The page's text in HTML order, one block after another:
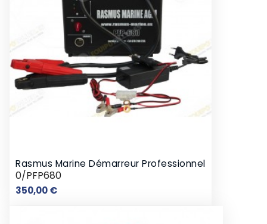
Rasmus Marine Démarreur Professionnel
0/PFP680
350,00 €Prix